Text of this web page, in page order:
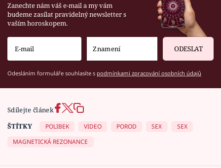
Zanechte nám váš e-mail a my vám
budeme zasílat pravidelný newsletter s
vaším horoskopem.
ODESLAT
Odesláním formuláře souhlasíte s podmínkami zpracování osobních údajů
Sdílejte článek
ŠTÍTKY
POLIBEK VIDEO POROD SEX
SEX
MAGNETICKÁ REZONANCE